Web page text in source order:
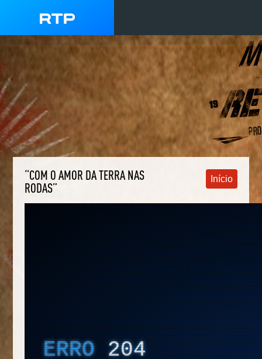
“COM O AMOR DA TERRA NAS
RODAS”
Início